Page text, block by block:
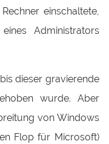
einschaltete,
Administrators
dieser gravierende
wurde. Aber
von Windows
Flop für Microsoft)